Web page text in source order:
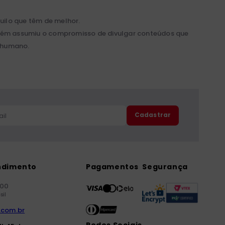
que têm de melhor.
assumiu o compromisso de divulgar conteúdos que
Cadastrar
Pagamentos Segurança